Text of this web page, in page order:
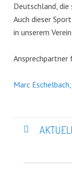
Deutschland,
Auch dieser
in unserem
Marc